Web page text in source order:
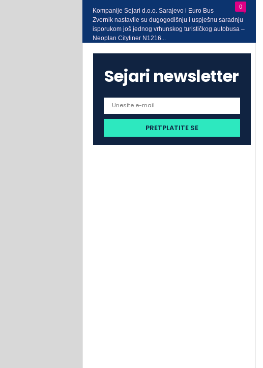
0
Kompanije Sejari d.o.o. Sarajevo i Euro Bus
Zvornik nastavile su dugogodišnju i uspješnu saradnju
isporukom još jednog vrhunskog turističkog autobusa –
Neoplan Cityliner N1216...
Sejari newsletter